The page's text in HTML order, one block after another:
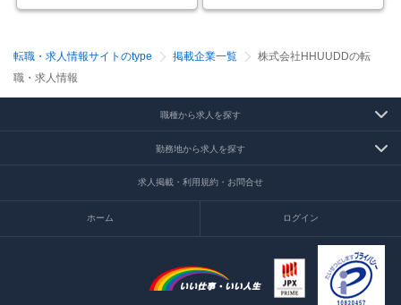
転職・求人情報サイトのtype 掲載企業一覧
株式会社HHUUDDの転
職・求人情報
職種から求人を探す
勤務地から求人を探す
求人掲載・利用規約・お問合せ
ホーム ログイン